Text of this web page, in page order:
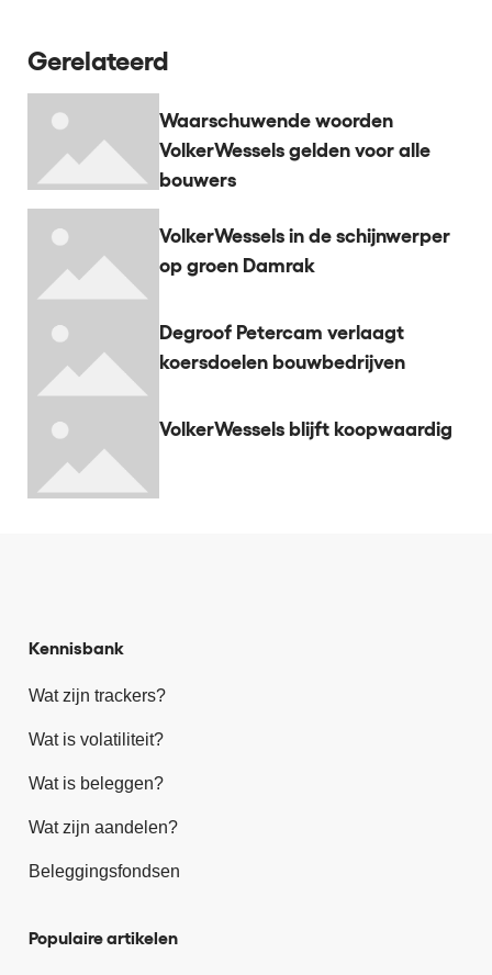
Gerelateerd
Waarschuwende woorden
VolkerWessels gelden voor alle
bouwers
VolkerWessels in de schijnwerper
op groen Damrak
Degroof Petercam verlaagt
koersdoelen bouwbedrijven
VolkerWessels blijft koopwaardig
Kennisbank
Wat zijn trackers?
Wat is volatiliteit?
Wat is beleggen?
Wat zijn aandelen?
Beleggingsfondsen
Populaire artikelen